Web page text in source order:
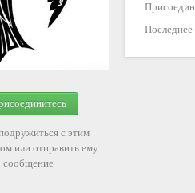
с этим
или отправить ему
сообщение